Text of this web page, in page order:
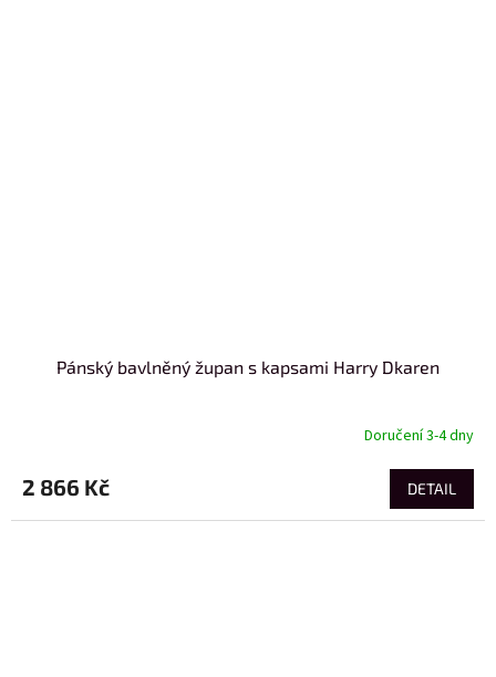
Pánský bavlněný župan s kapsami Harry Dkaren
Doručení 3-4 dny
2 866 Kč DETAIL